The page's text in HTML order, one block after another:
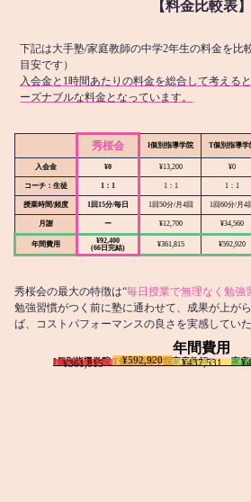
【料金比較表】
下記は大手塾/家庭教師の中学2年生の料金を比
目安です）
入会金と1時間あたりの料金を総合して考える
ーズナブルな料金となっています。
秀桜会 I個別指導学院 T個別指導学
入会金 ¥0 ¥13,200 ¥0
コーチ：生徒 1：1 1：1 1：1
授業時間/頻度 1回15分/毎日 1回50分/月4回 1回60分/月4
月謝 ー ¥12,700 ¥34,560
年間費用
¥92,400
(66日完結)
¥361,815 ¥592,920
秀桜会の最大の特徴は“毎日授業で無理なく勉強
勉強習慣がつく前に塾に通わせて、成果が上が
ば、コストパフォーマンスの良さを実感してい
年間費用
I個別指導学院
¥361,815 T個別指導学院
¥592,920 家庭教師T
¥437,531 家庭